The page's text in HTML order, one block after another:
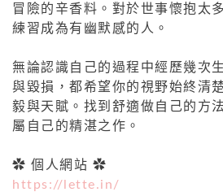
冒險的辛香料。對於世事懷抱太
練習成為有幽默感的人。
無論認識自己的過程中經歷幾次
與毀損，都希望你的視野始終清
毅與天賦。找到舒適做自己的方
屬自己的精湛之作。
✿ 個人網站 ✿
https://lette.in/